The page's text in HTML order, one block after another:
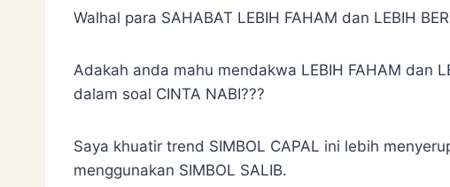
Walhal para SAHABAT LEBIH FAHAM dan LEBIH
Adakah anda mahu mendakwa LEBIH FAHAM dan
dalam soal CINTA NABI???
Saya khuatir trend SIMBOL CAPAL ini lebih
menggunakan SIMBOL SALIB.